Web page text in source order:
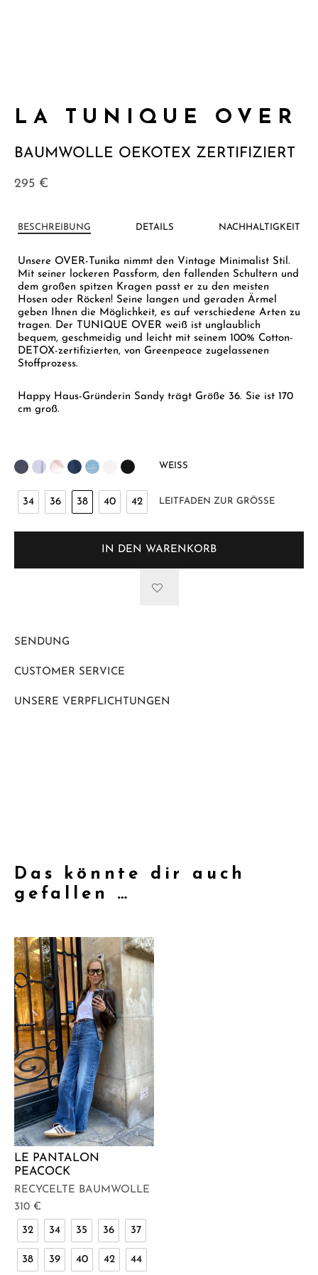
LA TUNIQUE OVER
BAUMWOLLE OEKOTEX ZERTIFIZIERT
295 €
BESCHREIBUNG DETAILS NACHHALTIGKEIT
Unsere OVER-Tunika nimmt den Vintage Minimalist Stil.
Mit seiner lockeren Passform, den fallenden Schultern und
dem großen spitzen Kragen passt er zu den meisten
Hosen oder Röcken! Seine langen und geraden Ärmel
geben Ihnen die Möglichkeit, es auf verschiedene Arten zu
tragen. Der TUNIQUE OVER weiß ist unglaublich
bequem, geschmeidig und leicht mit seinem 100% Cotton-
DETOX-zertifizierten, von Greenpeace zugelassenen
Stoffprozess.
Happy Haus-Gründerin Sandy trägt Größe 36. Sie ist 170
cm groß.
WEISS
34 36 38 40 42 LEITFADEN ZUR GRÖSSE
IN DEN WARENKORB
SENDUNG
CUSTOMER SERVICE
UNSERE VERPFLICHTUNGEN
Das könnte dir auch
gefallen …
LE PANTALON
PEACOCK
RECYCELTE BAUMWOLLE
310 €
32 34 35 36 37
38 39 40 42 44